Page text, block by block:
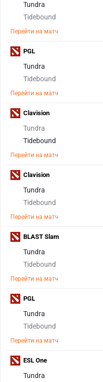
Tundra
Tidebound
Перейти на матч
Tundra
Tidebound
Перейти на матч
PGL
Tundra
Tidebound
Перейти на матч
Clavision
Tundra
Tidebound
Перейти на матч
Clavision
Tundra
Tidebound
Перейти на матч
BLAST Slam
Tundra
Tidebound
Перейти на матч
PGL
Tundra
ESL One